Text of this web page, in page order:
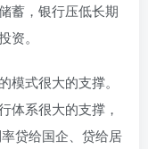
蓄，银行压低长期
。
式很大的支撑。
体系很大的支撑，
贷给国企、贷给居